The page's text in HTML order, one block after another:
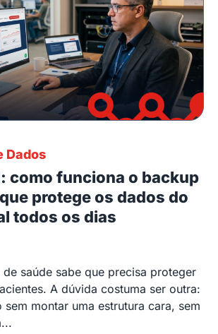
Dados
como funciona o backup
protege os dados do
todos os dias
saúde sabe que precisa proteger
A dúvida costuma ser outra:
montar uma estrutura cara, sem